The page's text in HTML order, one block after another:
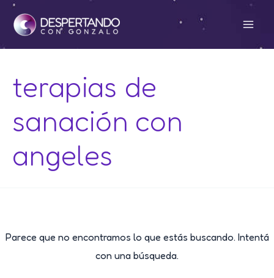
contenido
terapias de
sanación con
angeles
Parece que no encontramos lo que estás buscando. Intentá
con una búsqueda.